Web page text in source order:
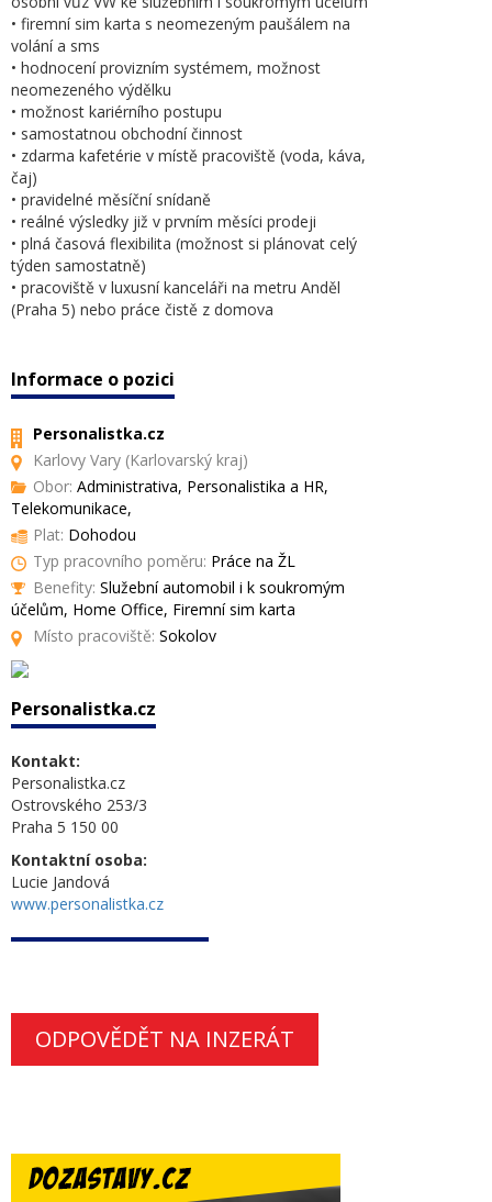
• firemní sim karta s neomezeným paušálem na
volání a sms
• hodnocení provizním systémem, možnost
neomezeného výdělku
• možnost kariérního postupu
• samostatnou obchodní činnost
• zdarma kafetérie v místě pracoviště (voda, káva,
čaj)
• pravidelné měsíční snídaně
• reálné výsledky již v prvním měsíci prodeji
• plná časová flexibilita (možnost si plánovat celý
týden samostatně)
• pracoviště v luxusní kanceláři na metru Anděl
(Praha 5) nebo práce čistě z domova
Informace o pozici
Personalistka.cz
Karlovy Vary (Karlovarský kraj)
Obor: Administrativa, Personalistika a HR,
Telekomunikace,
Plat: Dohodou
Typ pracovního poměru: Práce na ŽL
Benefity: Služební automobil i k soukromým
účelům, Home Office, Firemní sim karta
Místo pracoviště: Sokolov
Personalistka.cz
Kontakt:
Personalistka.cz
Ostrovského 253/3
Praha 5 150 00
Kontaktní osoba:
Lucie Jandová
www.personalistka.cz
ODPOVĚDĚT NA INZERÁT